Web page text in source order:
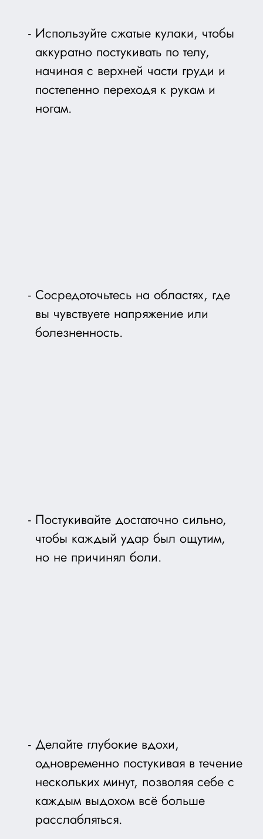
Используйте сжатые кулаки, чтобы
аккуратно постукивать по телу,
начиная с верхней части груди и
постепенно переходя к рукам и
ногам.
Сосредоточьтесь на областях, где
вы чувствуете напряжение или
болезненность.
Постукивайте достаточно сильно,
чтобы каждый удар был ощутим,
но не причинял боли.
Делайте глубокие вдохи,
одновременно постукивая в течение
нескольких минут, позволяя себе с
каждым выдохом всё больше
расслабляться.